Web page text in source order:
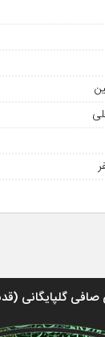
صافی گلپایگانی